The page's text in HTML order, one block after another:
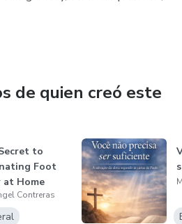
logrado el equilibrio que siempre
dedicada que mis hijas
en legado y el trabajo en
de quien creó este
to
Foot
at Home
Contreras